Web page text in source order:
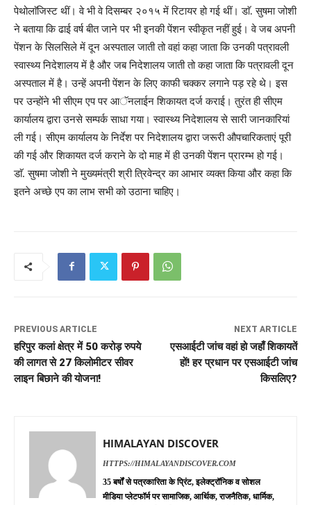
पेथोलाॅजिस्ट थीं। वे भी वे दिसम्बर २०१५ में रिटायर हो गई थीं। डाॅ. सुषमा जोशी
ने बताया कि ढाई वर्ष बीत जाने पर भी इनकी पेंशन स्वीकृत नहीं हुई। वे जब अपनी
पेंशन के सिलसिले में दून अस्पताल जाती तो वहां कहा जाता कि उनकी पत्रावली
स्वास्थ्य निदेशालय में है और जब निदेशालय जाती तो कहा जाता कि पत्रावली दून
अस्पताल में है। उन्हें अपनी पेंशन के लिए काफी चक्कर लगाने पड़ रहे थे। इस
पर उन्होंने भी सीएम एप पर आॅनलाईन शिकायत दर्ज कराई। तुरंत ही सीएम
कार्यालय द्वारा उनसे सम्पर्क साधा गया। स्वास्थ्य निदेशालय से सारी जानकारियां
ली गई। सीएम कार्यालय के निर्देश पर निदेशालय द्वारा जरूरी औपचारिकताएं पूरी
की गई और शिकायत दर्ज कराने के दो माह में ही उनकी पेंशन प्रारम्भ हो गई।
डाॅ. सुषमा जोशी ने मुख्यमंत्री श्री त्रिवेन्द्र का आभार व्यक्त किया और कहा कि
इतने अच्छे एप का लाभ सभी को उठाना चाहिए।
PREVIOUS ARTICLE
हरिपुर कलां क्षेत्र में 50 करोड़ रुपये
की लागत से 27 किलोमीटर सीवर
लाइन बिछाने की योजना!
NEXT ARTICLE
एसआईटी जांच वहां हो जहाँ शिकायतें
हों! हर प्रधान पर एसआईटी जांच
किसलिए?
HIMALAYAN DISCOVER
HTTPS://HIMALAYANDISCOVER.COM
35 बर्षों से पत्रकारिता के प्रिंट, इलेक्ट्रॉनिक व सोशल
मीडिया प्लेटफॉर्म पर सामाजिक, आर्थिक, राजनैतिक, धार्मिक,